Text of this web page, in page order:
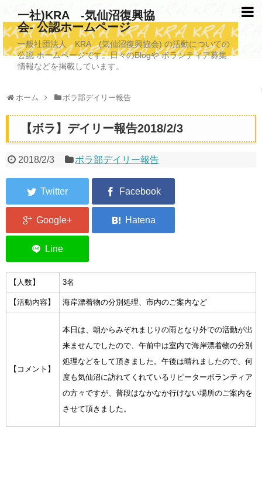
一社)KRA -気仙沼復興協
会- 公認ホームページ
一般社団法人 KRA (気仙沼復興協会) の活動についての
公認 ホームページです。日々のBlogや ボランティア募集
情報などを掲載しています。
ホーム ボラ部デイリー報告
【ボラ】デイリー報告2018/2/3
2018/2/3 ボラ部デイリー報告
【人数】 3名
【活動内容】 海岸漂着物の分別処理、市内のご案内など
【コメント】
本日は、朝からみぞれまじりの雨となり外での活動が出
来ませんでしたので、午前中は室内で海岸漂着物の分別
処理などをして頂きました。午後は晴れましたので、何
度も気仙沼に訪れてくれているリピーターボランティア
の方々ですが、普段はなかなか行けない場所のご案内を
させて頂きました。
TOPページ
KRAについて
写真救済事業
福祉事業
埋蔵発掘/資料整備事業
2026年3月11日捜索活動ボランティア募集 NEW
集中捜索活動の記録
ボランティア募集要項
ボランティアさん集合写真館
被災者支援活動【休止中】
港町の編みっ娘ぶらぐ
編みっ娘たち紹介